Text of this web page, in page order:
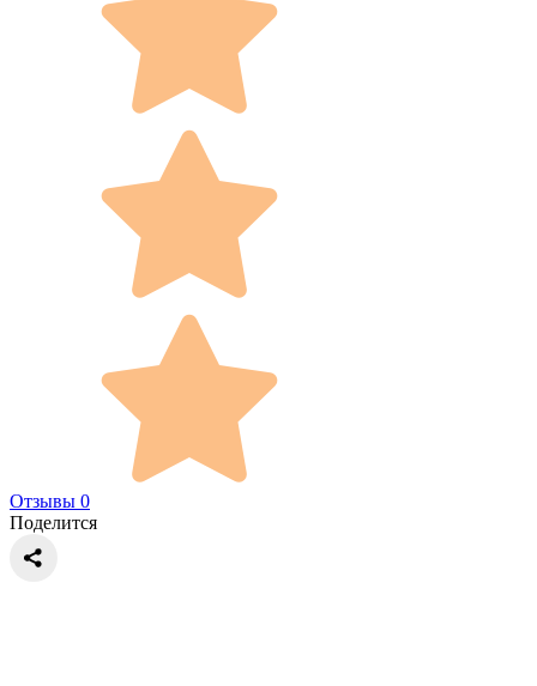
Отзывы 0
Поделится